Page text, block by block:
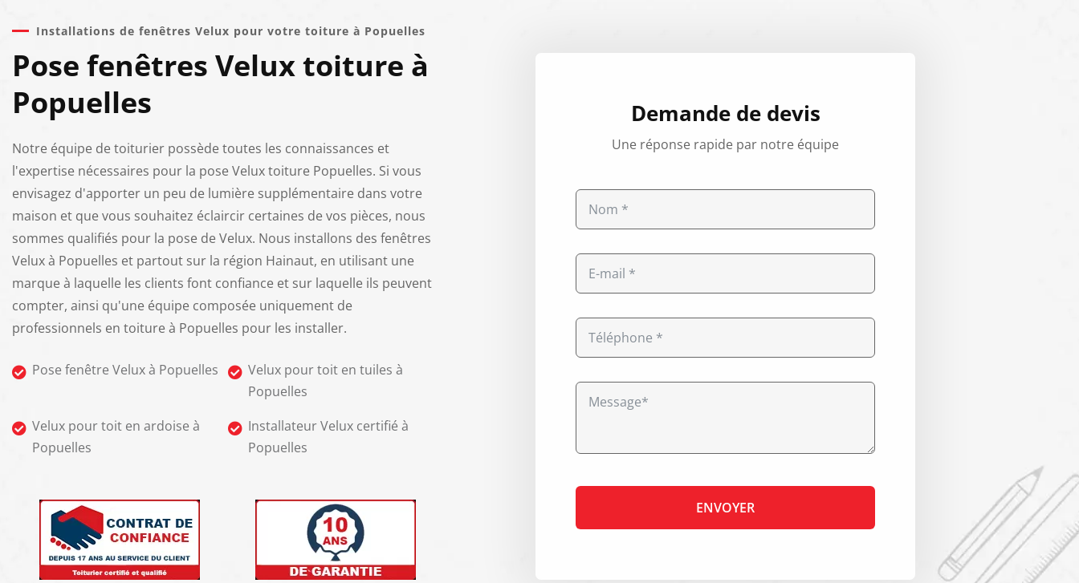
Installations de fenêtres Velux pour votre toiture à Popuelles
Pose fenêtres Velux toiture à
Popuelles
Notre équipe de toiturier possède toutes les connaissances et
l'expertise nécessaires pour la pose Velux toiture Popuelles. Si vous
envisagez d'apporter un peu de lumière supplémentaire dans votre
maison et que vous souhaitez éclaircir certaines de vos pièces, nous
sommes qualifiés pour la pose de Velux. Nous installons des fenêtres
Velux à Popuelles et partout sur la région Hainaut, en utilisant une
marque à laquelle les clients font confiance et sur laquelle ils peuvent
compter, ainsi qu'une équipe composée uniquement de
professionnels en toiture à Popuelles pour les installer.
Pose fenêtre Velux à Popuelles
Velux pour toit en tuiles à
Popuelles
Velux pour toit en ardoise à
Popuelles
Installateur Velux certifié à
Popuelles
Demande de devis
Une réponse rapide par notre équipe